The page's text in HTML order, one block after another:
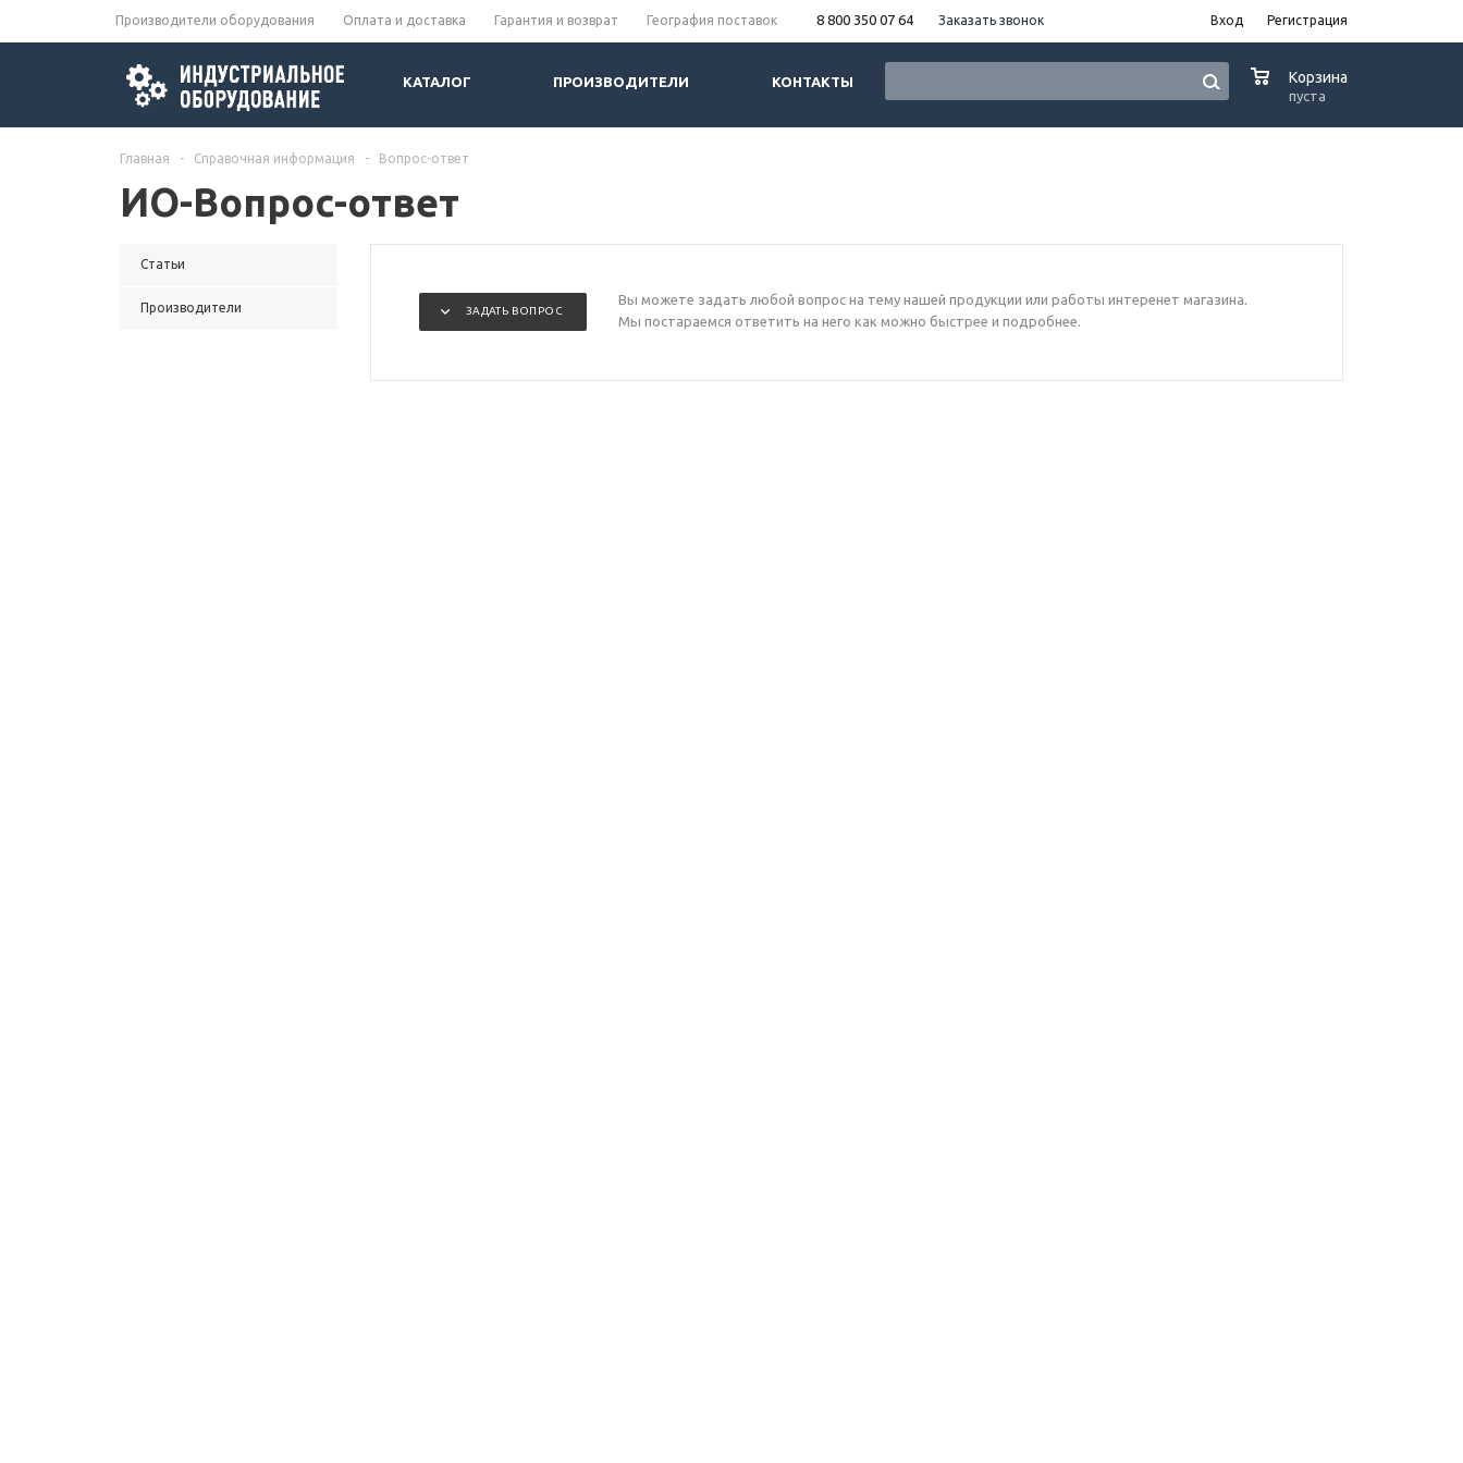
Производители оборудования Оплата и доставка Гарантия и возврат География поставок 8 800 350 07 64 Заказать звонок Вход Регистрация
КАТАЛОГ ПРОИЗВОДИТЕЛИ КОНТАКТЫ Корзина
пуста
Главная - Справочная информация - Вопрос-ответ
ИО-Вопрос-ответ
Статьи
Производители ЗАДАТЬ ВОПРОС
Вы можете задать любой вопрос на тему нашей продукции или работы интеренет магазина.
Мы постараемся ответить на него как можно быстрее и подробнее.